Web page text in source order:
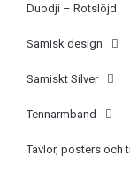
Duodji – Rotslöjd
Samisk design
Samiskt Silver
Tennarmband
Tavlor, posters och